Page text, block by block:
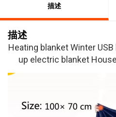
描述
描述
Heating blanket Winter
up electric blanket